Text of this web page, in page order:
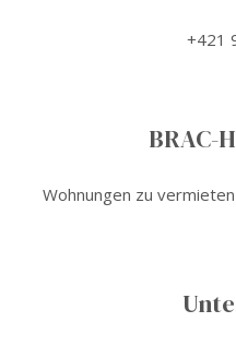
+421
BRAC-
Wohnungen zu